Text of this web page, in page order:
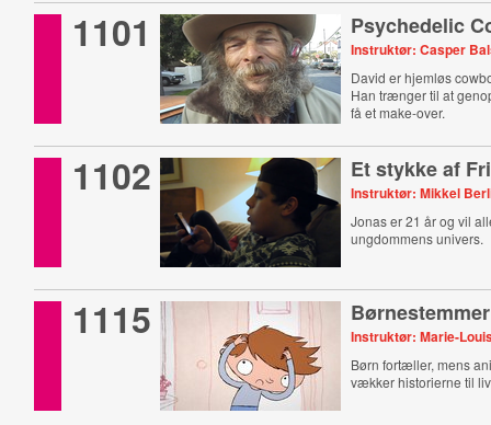
1101 Psychedelic
Instruktør: Casper
David er hjemløs
Han trænger til at
få et make-over.
1102 Et stykke af
Instruktør: Mikkel
Jonas er 21 år og vil
ungdommens univers.
1115 Børnestemmer
Instruktør: Marie-
Børn fortæller, mens
vækker historierne til